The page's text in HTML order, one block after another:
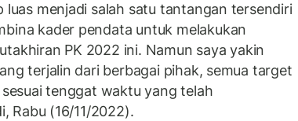
luas menjadi salah satu tantangan tersendiri
kader pendata untuk melakukan
PK 2022 ini. Namun saya yakin
terjalin dari berbagai pihak, semua target
tenggat waktu yang telah
Rabu (16/11/2022).